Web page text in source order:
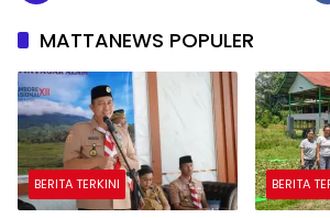
MATTANEWS POPULER
BERITA TERKINI BERITA